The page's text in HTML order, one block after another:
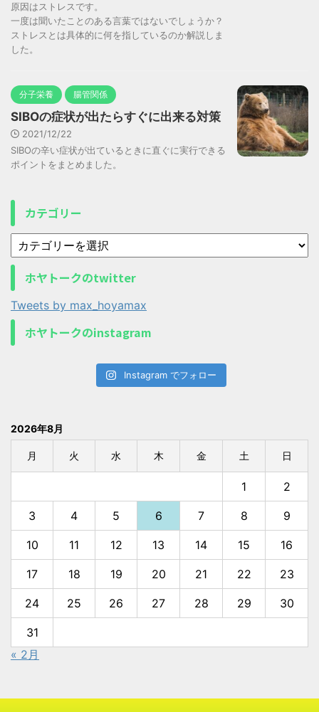
原因はストレスです。
一度は聞いたことのある言葉ではないでしょうか？
ストレスとは具体的に何を指しているのか解説しま
した。
分子栄養 腸管関係
SIBOの症状が出たらすぐに出来る対策
2021/12/22
SIBOの辛い症状が出ているときに直ぐに実行できる
ポイントをまとめました。
カテゴリー
ホヤトークのtwitter
Tweets by max_hoyamax
ホヤトークのinstagram
Instagram でフォロー
2026年8月
月 火 水 木 金 土 日
1 2
3 4 5 6 7 8 9
10 11 12 13 14 15 16
17 18 19 20 21 22 23
24 25 26 27 28 29 30
31
« 2月